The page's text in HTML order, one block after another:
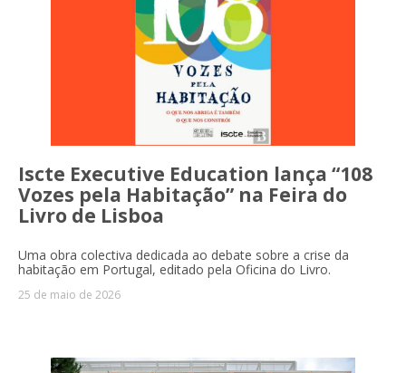
Iscte Executive Education lança “108
Vozes pela Habitação” na Feira do
Livro de Lisboa
Uma obra colectiva dedicada ao debate sobre a crise da
habitação em Portugal, editado pela Oficina do Livro.
25 de maio de 2026